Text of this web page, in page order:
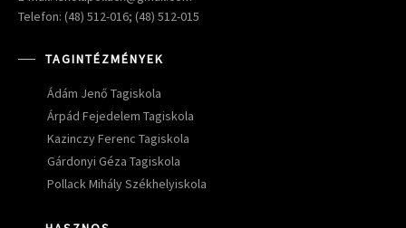
Telefon: (48) 512-016; (48) 512-015
TAGINTÉZMÉNYEK
Ádám Jenő Tagiskola
Árpád Fejedelem Tagiskola
Kazinczy Ferenc Tagiskola
Gárdonyi Géza Tagiskola
Pollack Mihály Székhelyiskola